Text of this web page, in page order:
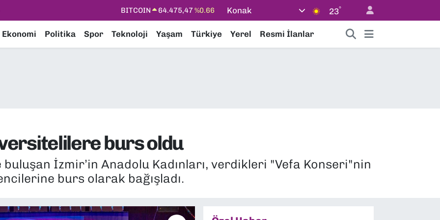
DOLAR
47,5971
%0.05
EURO
55,1336%0.18
Konak 23°
Ekonomi Politika Spor Teknoloji Yaşam Türkiye Yerel Resmi İlanlar
burs oldu
İzmir’in Anadolu Kadınları, verdikleri "Vefa Konseri"nin
burs olarak bağışladı.